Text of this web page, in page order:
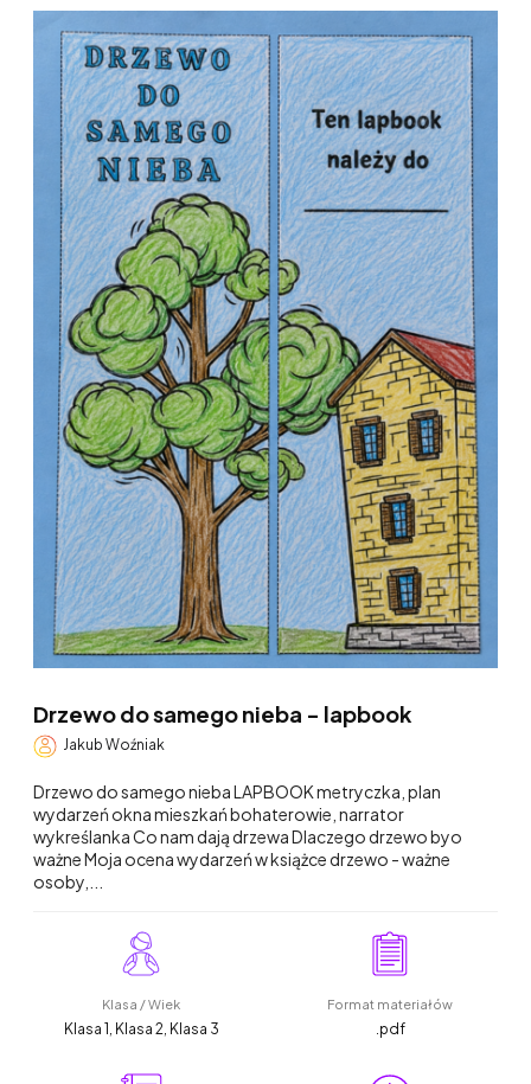
Drzewo do samego nieba - lapbook
Jakub Woźniak
Drzewo do samego nieba LAPBOOK metryczka, plan
wydarzeń okna mieszkań bohaterowie, narrator
wykreślanka Co nam dają drzewa Dlaczego drzewo byo
ważne Moja ocena wydarzeń w książce drzewo - ważne
osoby,...
Klasa / Wiek
Klasa 1, Klasa 2, Klasa 3
Format materiałów
.pdf